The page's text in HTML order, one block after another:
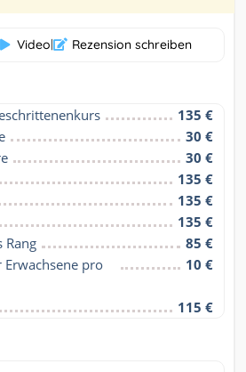
Video| Rezension schreiben
135 €
30 €
30 €
135 €
135 €
135 €
Rang
85 €
pro
10 €
115 €